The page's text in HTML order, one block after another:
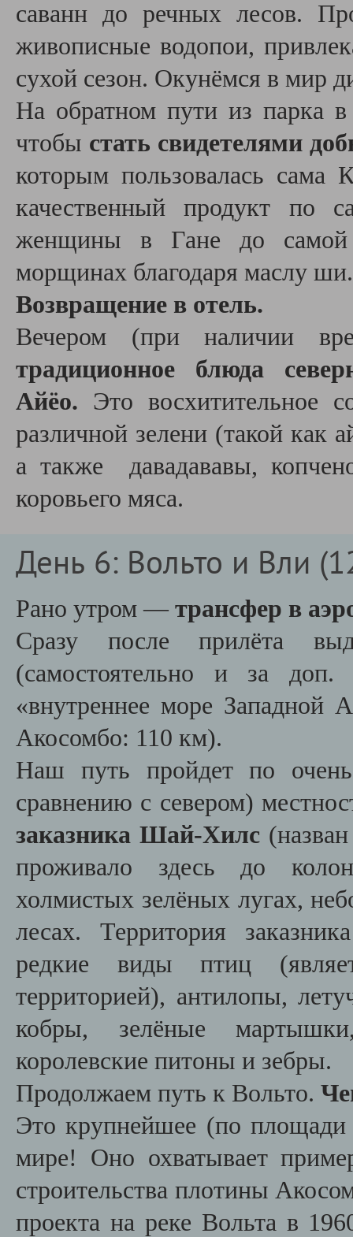
саванн до речных лесов.
живописные водопои,
сухой сезон. Окунёмся в мир
На обратном пути из парка
чтобы стать свидетелями
которым пользовалась
качественный продукт по
женщины в Гане до самой
морщинах благодаря маслу ши.
Возвращение в отель.
Вечером (при наличии
традиционное блюда
Айёо. Это восхитительное
различной зелени (такой как
а также давадававы,
коровьего мяса.
День 6: Вольто и Вли
Рано утром — трансфер в
Сразу после прилёта
(самостоятельно и за
«внутреннее море
Акосомбо: 110 км).
Наш путь пройдет по
сравнению с севером)
заказника Шай-Хилс
проживало здесь до
холмистых зелёных лугах,
лесах. Территория
редкие виды птиц
территорией), антилопы,
кобры, зелёные
королевские питоны и зебры.
Продолжаем путь к Вольто.
Это крупнейшее (по площади
мире! Оно охватывает
строительства плотины
проекта на реке Вольта в